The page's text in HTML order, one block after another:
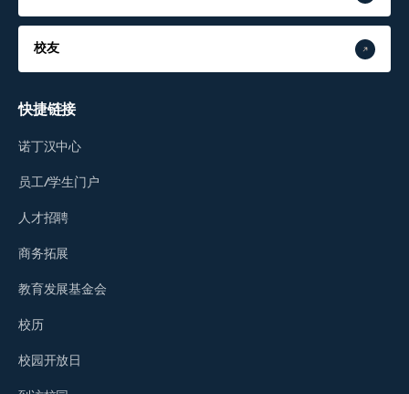
校友
快捷链接
诺丁汉中心
员工/学生门户
人才招聘
商务拓展
教育发展基金会
校历
校园开放日